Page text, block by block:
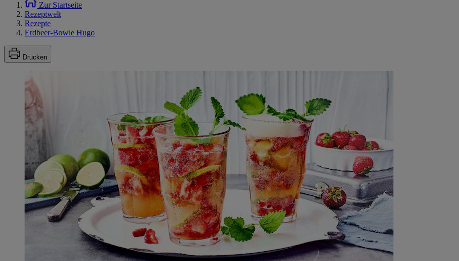
Zur Startseite
Rezeptwelt
Rezepte
Erdbeer-Bowle Hugo
Drucken